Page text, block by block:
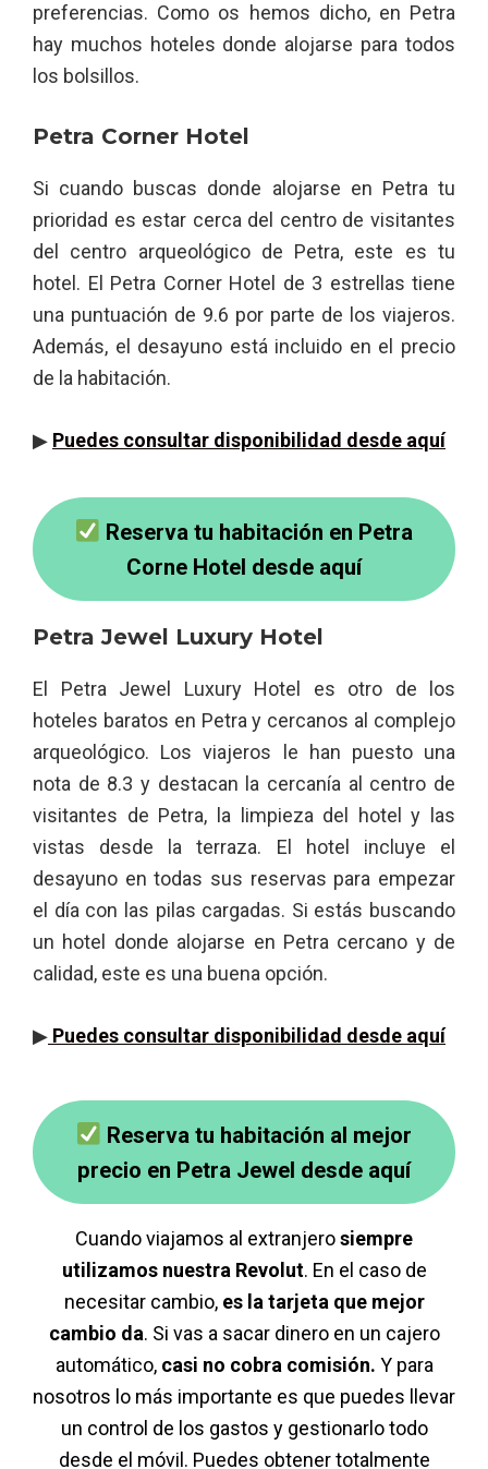
preferencias. Como os hemos dicho, en Petra
hay muchos hoteles donde alojarse para todos
los bolsillos.
Petra Corner Hotel
Si cuando buscas donde alojarse en Petra tu
prioridad es estar cerca del centro de visitantes
del centro arqueológico de Petra, este es tu
hotel. El Petra Corner Hotel de 3 estrellas tiene
una puntuación de 9.6 por parte de los viajeros.
Además, el desayuno está incluido en el precio
de la habitación.
▶ Puedes consultar disponibilidad desde aquí
Reserva tu habitación en Petra
Corne Hotel desde aquí
Petra Jewel Luxury Hotel
El Petra Jewel Luxury Hotel es otro de los
hoteles baratos en Petra y cercanos al complejo
arqueológico. Los viajeros le han puesto una
nota de 8.3 y destacan la cercanía al centro de
visitantes de Petra, la limpieza del hotel y las
vistas desde la terraza. El hotel incluye el
desayuno en todas sus reservas para empezar
el día con las pilas cargadas. Si estás buscando
un hotel donde alojarse en Petra cercano y de
calidad, este es una buena opción.
▶ Puedes consultar disponibilidad desde aquí
Reserva tu habitación al mejor
precio en Petra Jewel desde aquí
Cuando viajamos al extranjerosiempre
utilizamos nuestra Revolut. En el caso de
necesitar cambio, es la tarjeta que mejor
cambio da. Si vas a sacar dinero en un cajero
automático, casi no cobra comisión. Y para
nosotros lo más importante es que puedes llevar
un control de los gastos y gestionarlo todo
desde el móvil. Puedes obtener totalmente